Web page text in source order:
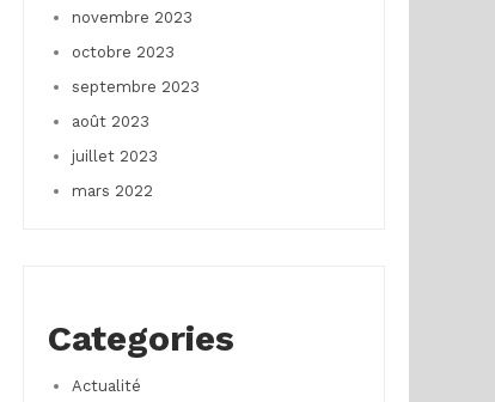
novembre 2023
octobre 2023
septembre 2023
août 2023
juillet 2023
mars 2022
Categories
Actualité